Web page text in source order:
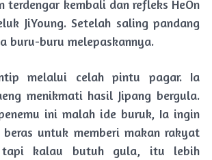
terdengar kembali dan refleks HeOn
JiYoung. Setelah saling pandang
buru-buru melepaskannya.
melalui celah pintu pagar. Ia
menikmati hasil Jipang bergula.
ini malah ide buruk, Ia ingin
beras untuk memberi makan rakyat
tapi kalau butuh gula, itu lebih